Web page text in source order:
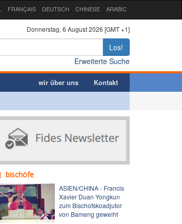
FRANÇAIS DEUTSCH CHINESE ARABIC
Donnerstag, 6 August 2026 [GMT +1]
Los!
Erweiterte Suche
wir über uns Kontakt
bischöfe
ASIEN/CHINA - Francis
Xavier Duan Yongkun
zum Bischofskoadjutor
von Bameng geweiht